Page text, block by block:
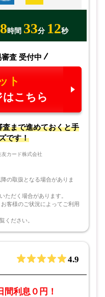
時間 33分 10秒
査 受付中
ト
こちら
まで進めておくと手
です！
友カード株式会社
の取扱となる場合がありま
ただく場合があります。
客様のご状況によってご利用
ください。
4.9
間利息０円！